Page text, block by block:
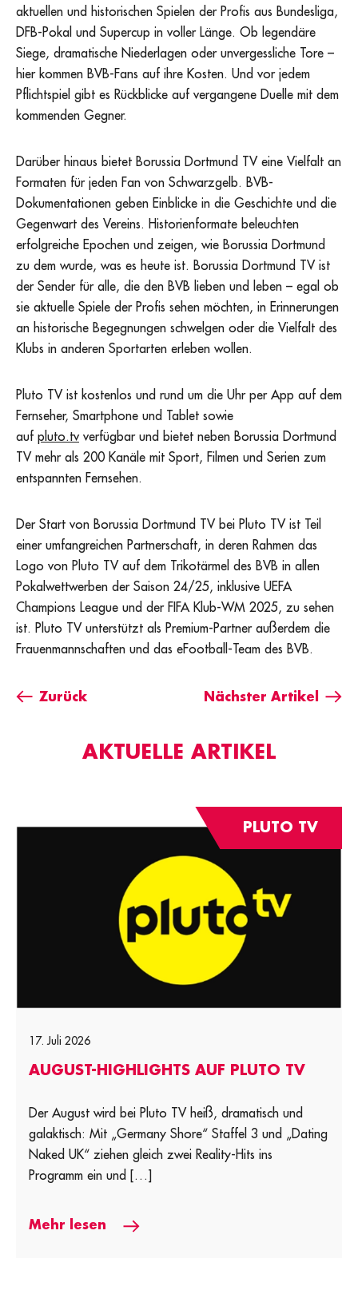
aktuellen und historischen Spielen der Profis aus Bundesliga,
DFB-Pokal und Supercup in voller Länge. Ob legendäre
Siege, dramatische Niederlagen oder unvergessliche Tore –
hier kommen BVB-Fans auf ihre Kosten. Und vor jedem
Pflichtspiel gibt es Rückblicke auf vergangene Duelle mit dem
kommenden Gegner.
Darüber hinaus bietet Borussia Dortmund TV eine Vielfalt an
Formaten für jeden Fan von Schwarzgelb. BVB-
Dokumentationen geben Einblicke in die Geschichte und die
Gegenwart des Vereins. Historienformate beleuchten
erfolgreiche Epochen und zeigen, wie Borussia Dortmund
zu dem wurde, was es heute ist. Borussia Dortmund TV ist
der Sender für alle, die den BVB lieben und leben – egal ob
sie aktuelle Spiele der Profis sehen möchten, in Erinnerungen
an historische Begegnungen schwelgen oder die Vielfalt des
Klubs in anderen Sportarten erleben wollen.
Pluto TV ist kostenlos und rund um die Uhr per App auf dem
Fernseher, Smartphone und Tablet sowie
auf pluto.tvverfügbar und bietet neben Borussia Dortmund
TV mehr als 200 Kanäle mit Sport, Filmen und Serien zum
entspannten Fernsehen.
Der Start von Borussia Dortmund TV bei Pluto TV ist Teil
einer umfangreichen Partnerschaft, in deren Rahmen das
Logo von Pluto TV auf dem Trikotärmel des BVB in allen
Pokalwettwerben der Saison 24/25, inklusive UEFA
Champions League und der FIFA Klub-WM 2025, zu sehen
ist. Pluto TV unterstützt als Premium-Partner außerdem die
Frauenmannschaften und das eFootball-Team des BVB.
Zurück Nächster Artikel
AKTUELLE ARTIKEL
PLUTO TV
17. Juli 2026
AUGUST-HIGHLIGHTS AUF PLUTO TV
Der August wird bei Pluto TV heiß, dramatisch und
galaktisch: Mit „Germany Shore“ Staffel 3 und „Dating
Naked UK“ ziehen gleich zwei Reality-Hits ins
Programm ein und […]
Mehr lesen